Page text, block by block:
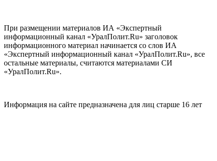
При размещении материалов ИА «Экспертный
информационный канал «УралПолит.Ru» заголовок
информационного материал начинается со слов ИА
«Экспертный информационный канал «УралПолит.Ru», все
остальные материалы, считаются материалами СИ
«УралПолит.Ru».
Информация на сайте предназначена для лиц старше 16 лет